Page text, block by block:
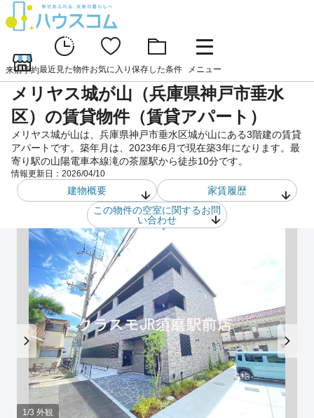
来店予約最近見た物件お気に入り 保存した条件 メニュー
メリヤス城が山（兵庫県神戸市垂水
区）の賃貸物件（賃貸アパート）
メリヤス城が山は、兵庫県神戸市垂水区城が山にある3階建の賃貸
アパートです。築年月は、2023年6月で現在築3年になります。最
寄り駅の山陽電車本線滝の茶屋駅から徒歩10分です。
情報更新日： 2026/04/10
建物概要
家賃履歴
この物件の空室に関するお問
い合わせ
1/3 外観